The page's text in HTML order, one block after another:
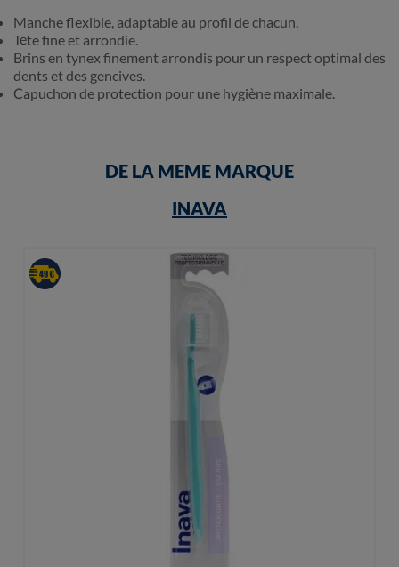
Manche flexible, adaptable au profil de chacun.
Tête fine et arrondie.
Brins en tynex finement arrondis pour un respect optimal des
dents et des gencives.
Capuchon de protection pour une hygiène maximale.
DE LA MEME MARQUE
INAVA